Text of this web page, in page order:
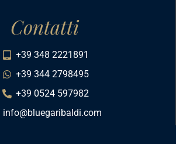
Contatti
+39 348 2221891
+39 344 2798495
+39 0524 597982
info@bluegaribaldi.com